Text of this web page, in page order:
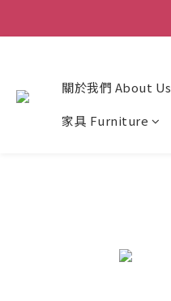
關於我們 About Us
家具 Furniture